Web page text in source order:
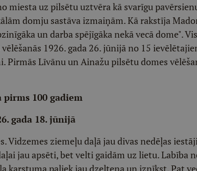
miesta uz pilsētu uztvēra kā svarīgu
domju sastāva izmaiņām. Kā rakstīja
un darba spējīgāka nekā vecā dome".
1926. gada 26. jūnijā no 15
Pirmās Līvānu un Ainažu pilsētu domes
100 gadiem
gada 18. jūnijā
Vidzemes ziemeļu daļā jau divas nedēļas
jau apsēti, bet velti gaidām uz lietu. Labība
karstuma paliek jau dzeltena un iznīkst. Pat